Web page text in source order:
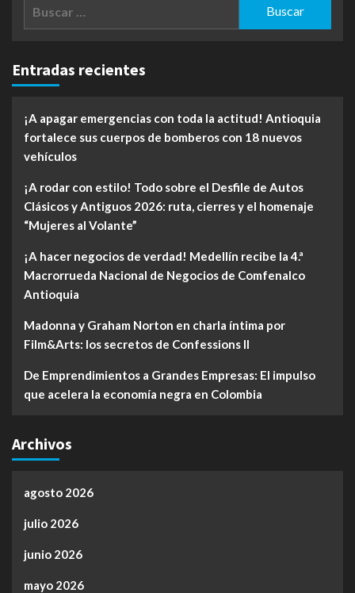
Entradas recientes
¡A apagar emergencias con toda la actitud! Antioquia
fortalece sus cuerpos de bomberos con 18 nuevos
vehículos
¡A rodar con estilo! Todo sobre el Desfile de Autos
Clásicos y Antiguos 2026: ruta, cierres y el homenaje
“Mujeres al Volante”
¡A hacer negocios de verdad! Medellín recibe la 4.ª
Macrorrueda Nacional de Negocios de Comfenalco
Antioquia
Madonna y Graham Norton en charla íntima por
Film&Arts: los secretos de Confessions II
De Emprendimientos a Grandes Empresas: El impulso
que acelera la economía negra en Colombia
Archivos
agosto 2026
julio 2026
junio 2026
mayo 2026